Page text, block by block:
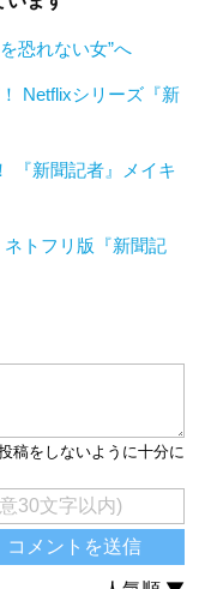
恐れない女”へ
Netflixシリーズ『新
『新聞記者』メイキ
トフリ版『新聞記